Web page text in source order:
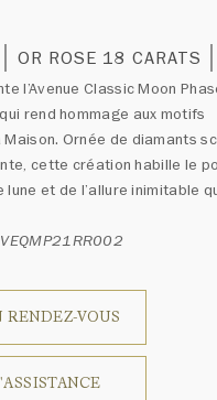
OR ROSE 18 CARATS
l’Avenue Classic Moon
rend hommage aux motifs
Ornée de diamants
cette création habille le
lune et de l’allure inimitable
VOUS